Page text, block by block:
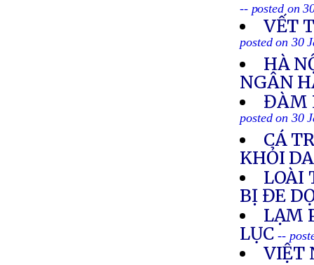
-- posted on
VẾT
posted on 30
HÀ
NGÂN
ĐÀM
posted on 30
CÁ
KHỎI
LOÀI
BỊ ĐE
LẠM
LỤC--
VIỆT